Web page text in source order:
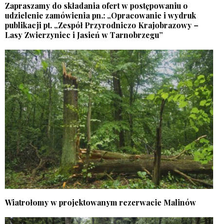
Zapraszamy do składania ofert w postępowaniu o
udzielenie zamówienia pn.: „Opracowanie i wydruk
publikacji pt. „Zespół Przyrodniczo Krajobrazowy –
Lasy Zwierzyniec i Jasień w Tarnobrzegu”
Wiatrołomy w projektowanym rezerwacie Malinów